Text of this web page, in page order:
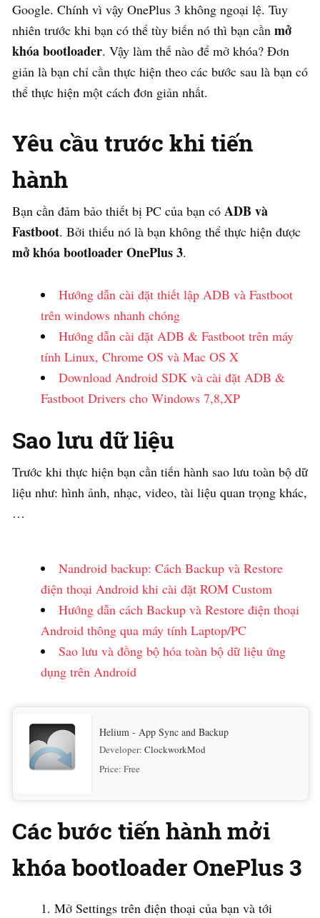
Google. Chính vì vậy OnePlus 3 không ngoại lệ. Tuy
nhiên trước khi bạn có thể tùy biến nó thì bạn cần mở
khóa bootloader. Vậy làm thế nào để mở khóa? Đơn
giản là bạn chỉ cần thực hiện theo các bước sau là bạn có
thể thực hiện một cách đơn giản nhất.
Yêu cầu trước khi tiến
hành
Bạn cần đảm bảo thiết bị PC của bạn có ADB và
Fastboot. Bởi thiếu nó là bạn không thể thực hiện được
mở khóa bootloader OnePlus 3.
Hướng dẫn cài đặt thiết lập ADB và Fastboot
trên windows nhanh chóng
Hướng dẫn cài đặt ADB & Fastboot trên máy
tính Linux, Chrome OS và Mac OS X
Download Android SDK và cài đặt ADB &
Fastboot Drivers cho Windows 7,8,XP
Sao lưu dữ liệu
Trước khi thực hiện bạn cần tiến hành sao lưu toàn bộ dữ
liệu như: hình ảnh, nhạc, video, tài liệu quan trọng khác,
…
Nandroid backup: Cách Backup và Restore
điện thoại Android khi cài đặt ROM Custom
Hướng dẫn cách Backup và Restore điện thoại
Android thông qua máy tính Laptop/PC
Sao lưu và đồng bộ hóa toàn bộ dữ liệu ứng
dụng trên Android
Helium - App Sync and Backup
Developer: ClockworkMod
Price: Free
Các bước tiến hành mởi
khóa bootloader OnePlus 3
Mở Settings trên điện thoại của bạn và tới